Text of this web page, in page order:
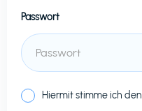
Passwort
Hiermit stimme ich den